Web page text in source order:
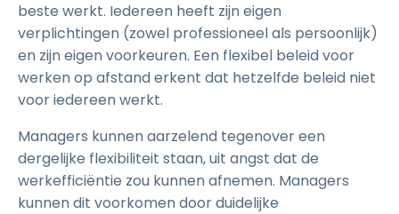
beste werkt. Iedereen heeft zijn eigen
verplichtingen (zowel professioneel als persoonlijk)
en zijn eigen voorkeuren. Een flexibel beleid voor
werken op afstand erkent dat hetzelfde beleid niet
voor iedereen werkt.
Managers kunnen aarzelend tegenover een
dergelijke flexibiliteit staan, uit angst dat de
werkefficiëntie zou kunnen afnemen. Managers
kunnen dit voorkomen door duidelijke